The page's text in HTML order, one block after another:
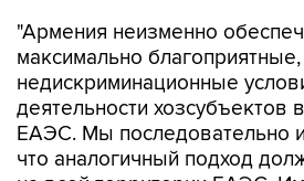
"Армения неизменно
максимально
недискриминационные
деятельности хозсубъектов
ЕАЭС. Мы последовательно
что аналогичный подход